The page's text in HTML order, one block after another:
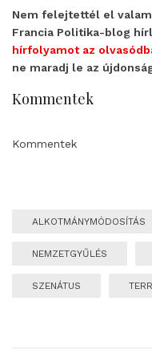
Nem felejtettél el
Francia Politika-blog
hírfolyamot az
ne maradj le az
Kommentek
Kommentek
ALKOTMÁNYMÓDOSÍTÁS
NEMZETGYŰLÉS
SZENÁTUS